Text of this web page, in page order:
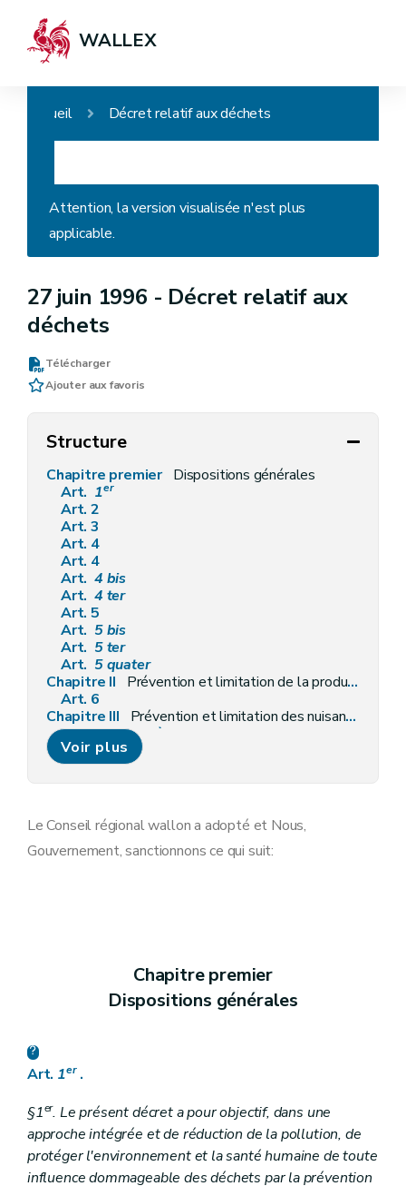
WALLEX
Accueil Décret relatif aux déchets
Attention, la version visualisée n'est plus
applicable.
27 juin 1996 - Décret relatif aux
déchets
Télécharger
Ajouter aux favoris
Structure
Chapitre premier Dispositions générales
Art. 1er
Art. 2
Art. 3
Art. 4
Art. 4
Art. 4 bis
Art. 4 ter
Art. 5
Art. 5bis
Art. 5ter
Art. 5quater
Chapitre II
Prévention et limitation de la production des déchets et de leur nocivité
Art. 6
Chapitre III
Prévention et limitation des nuisances lors de la gestion des déchets
Section première
Art.6bis
Art. 7
Art. 9
Art. 10
Art. 11
Art. 18
Section2bis
Dispositions particulières à la réutilisation et au recyclage
Art. 20
Art. 21
Art. 22
Chapitre IV
Transferts de déchets
Art. 23
Voir plus
Le Conseil régional wallon a adopté et Nous,
Gouvernement, sanctionnons ce qui suit:
Chapitre premier
Dispositions générales
Art. 1er.
§1er. Le présent décret a pour objectif, dans une
approche intégrée et de réduction de la pollution, de
protéger l'environnement et la santé humaine de toute
influence dommageable des déchets par la prévention